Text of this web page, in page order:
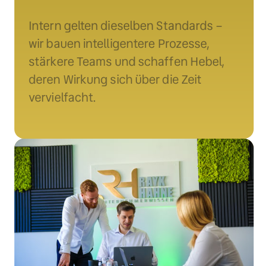
Intern gelten dieselben Standards –
wir bauen intelligentere Prozesse,
stärkere Teams und schaffen Hebel,
deren Wirkung sich über die Zeit
vervielfacht.